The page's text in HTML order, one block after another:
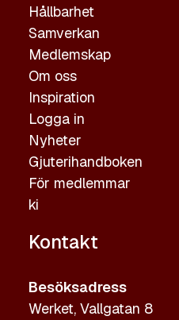
Hållbarhet
Samverkan
Medlemskap
Om oss
Inspiration
Logga in
Nyheter
Gjuterihandboken
För medlemmar
ki
Kontakt
Besöksadress
Werket, Vallgatan 8